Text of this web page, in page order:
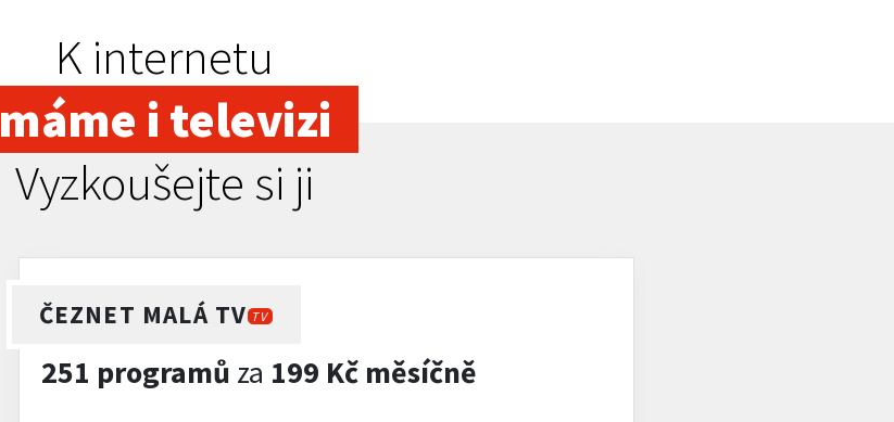
K internetu
máme i televizi
Vyzkoušejte si ji
ČEZNET MALÁ TV TV
251 programů za 199 Kč měsíčně